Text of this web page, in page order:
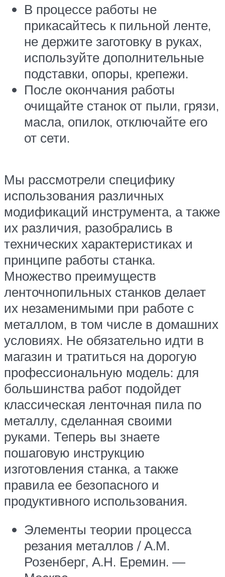
В процессе работы не
прикасайтесь к пильной ленте,
не держите заготовку в руках,
используйте дополнительные
подставки, опоры, крепежи.
После окончания работы
очищайте станок от пыли, грязи,
масла, опилок, отключайте его
от сети.
Мы рассмотрели специфику
использования различных
модификаций инструмента, а также
их различия, разобрались в
технических характеристиках и
принципе работы станка.
Множество преимуществ
ленточнопильных станков делает
их незаменимыми при работе с
металлом, в том числе в домашних
условиях. Не обязательно идти в
магазин и тратиться на дорогую
профессиональную модель: для
большинства работ подойдет
классическая ленточная пила по
металлу, сделанная своими
руками. Теперь вы знаете
пошаговую инструкцию
изготовления станка, а также
правила ее безопасного и
продуктивного использования.
Элементы теории процесса
резания металлов / А.М.
Розенберг, А.Н. Еремин. —